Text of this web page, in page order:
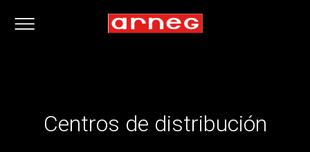
Centros de distribución